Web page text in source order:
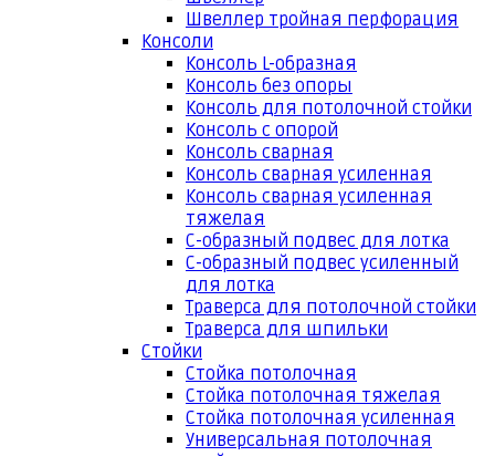
Швеллер тройная перфорация
Консоли
Консоль L-образная
Консоль без опоры
Консоль для потолочной стойки
Консоль с опорой
Консоль сварная
Консоль сварная усиленная
Консоль сварная усиленная
тяжелая
С-образный подвес для лотка
С-образный подвес усиленный
для лотка
Траверса для потолочной стойки
Траверса для шпильки
Стойки
Стойка потолочная
Стойка потолочная тяжелая
Стойка потолочная усиленная
Универсальная потолочная